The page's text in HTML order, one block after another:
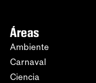
Áreas
Ambiente
Carnaval
Ciencia